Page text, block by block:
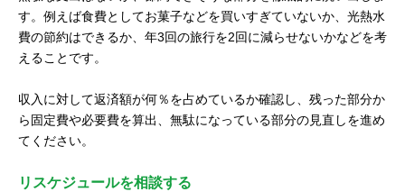
す。例えば食費としてお菓子などを買いすぎていないか、光熱水
費の節約はできるか、年3回の旅行を2回に減らせないかなどを考
えることです。
収入に対して返済額が何％を占めているか確認し、残った部分か
ら固定費や必要費を算出、無駄になっている部分の見直しを進め
てください。
リスケジュールを相談する